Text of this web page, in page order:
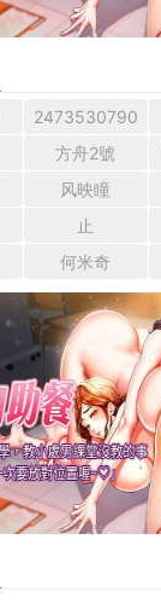
2473530790
方舟2號
风映瞳
止
何米奇